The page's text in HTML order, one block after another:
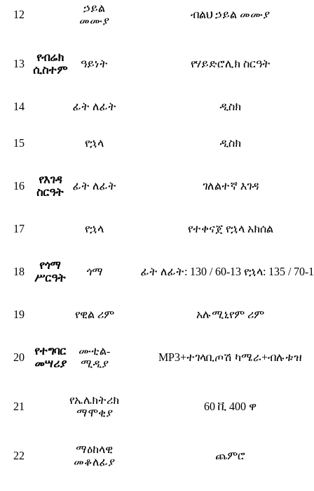
12
ኃይል
መሙያ
ብልህ ኃይል መሙያ
13
የብሬክ
ሲስተም
ዓይነት የሃይድሮሊክ ስርዓት
14 ፊት ለፊት ዲስክ
15 የኋላ ዲስክ
16
የእገዳ
ስርዓት
ፊት ለፊት ገለልተኛ እገዳ
17 የኋላ የተቀናጀ የኋላ አክሰል
18
የጎማ
ሥርዓት
ጎማ ፊት ለፊት: 130 / 60-13 የኋላ: 135 / 70-
19 የዊል ሪም አሉሚኒየም ሪም
20
የተግባር
መሣሪያ
ሙቲል-
ሚዲያ
MP3+ተገላቢጦሽ ካሜራ+ብሉቱዝ
21
የኤሌክትሪክ
ማሞቂያ
60 ቪ 400 ዋ
22
ማዕከላዊ
መቆለፊያ
ጨምሮ